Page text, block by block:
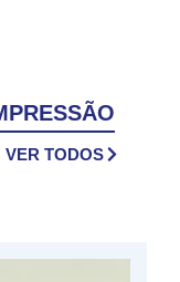
VER TODOS